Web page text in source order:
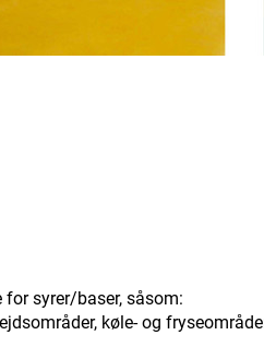
syrer/baser, såsom:
køle- og